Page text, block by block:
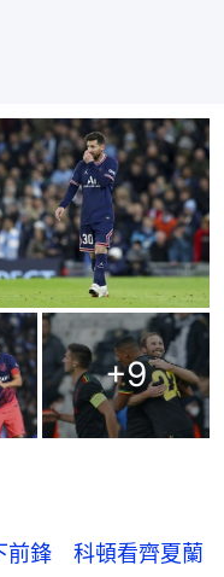
+9
前鋒 科頓看齊夏蘭